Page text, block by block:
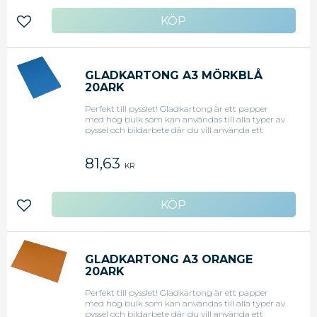
Lägg till i favoriter
GLADKARTONG A3 MÖRKBLÅ
20ARK
Perfekt till pysslet! Gladkartong är ett papper
med hög bulk som kan användas till alla typer av
pyssel och bildarbete där du vill använda ett
klippa i. Svanen licensnr 30440099.
81,63 KR
Lägg till i favoriter
GLADKARTONG A3 ORANGE
20ARK
Perfekt till pysslet! Gladkartong är ett papper
med hög bulk som kan användas till alla typer av
pyssel och bildarbete där du vill använda ett